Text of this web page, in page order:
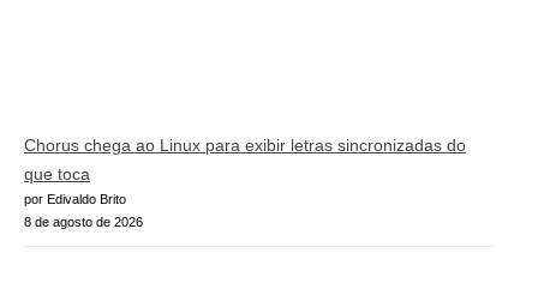
Chorus chega ao Linux para exibir letras sincronizadas do
que toca
por Edivaldo Brito
8 de agosto de 2026